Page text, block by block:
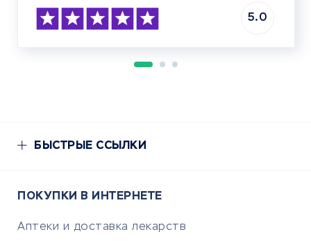
5.0
БЫСТРЫЕ ССЫЛКИ
ПОКУПКИ В ИНТЕРНЕТЕ
Аптеки и доставка лекарств